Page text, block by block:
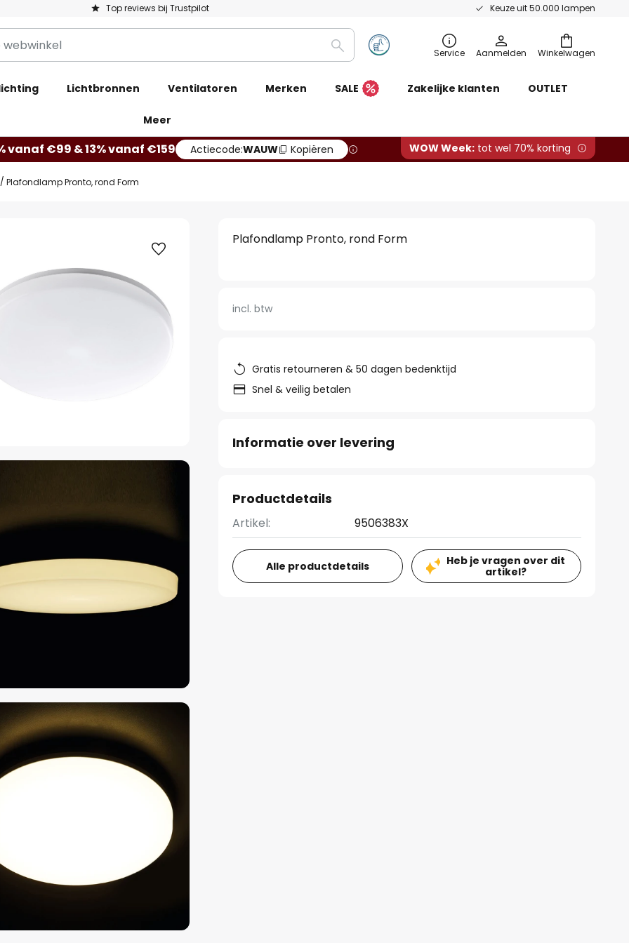
Top reviews bij Trustpilot Keuze uit 50.000 lampen
Winkelwagen
Zoeken Service Aanmelden
Lichtbronnen Ventilatoren Merken SALE Zakelijke klanten OUTLET
Meer
vanaf €99 & 13% vanaf €159 Actiecode:WAUW Kopiëren WOW Week: tot wel 70% korting
Plafondlamp Pronto, rond Form
Plafondlamp Pronto, rond Form
incl. btw
Gratis retourneren & 50 dagen bedenktijd
Snel & veilig betalen
Informatie over levering
Productdetails
Artikel: 9506383X
Alle productdetails
Heb je vragen over dit
artikel?